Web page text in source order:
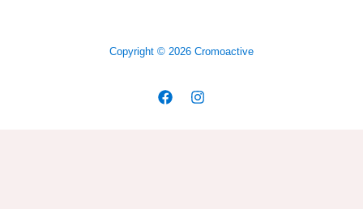
Copyright © 2026 Cromoactive